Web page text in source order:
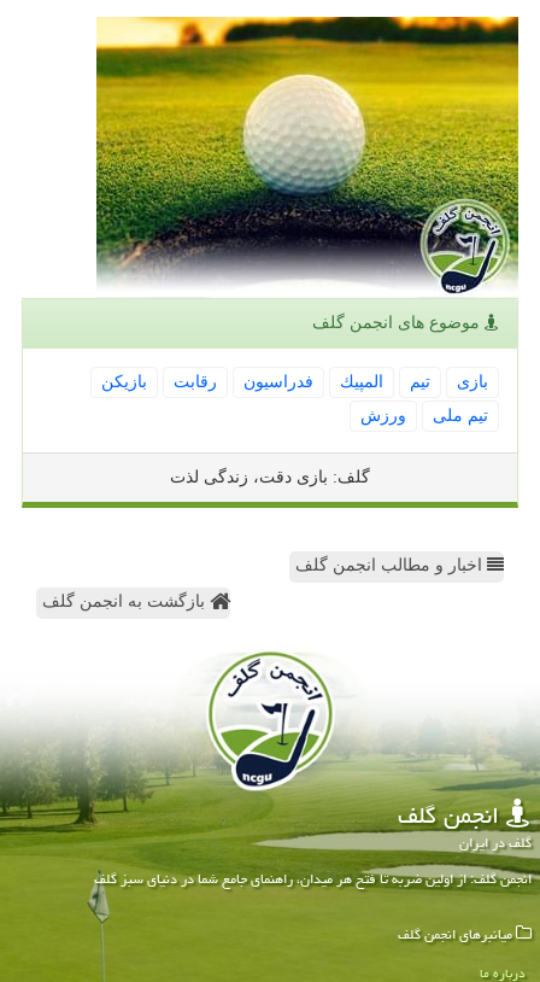
موضوع های انجمن گلف
بازی تیم المپیك فدراسیون رقابت
بازیكن
تیم ملی
ورزش
گلف: بازی دقت، زندگی لذت
اخبار و مطالب انجمن گلف
بازگشت به انجمن گلف
انجمن گلف
گلف در ایران
انجمن گلف: از اولین ضربه تا فتح هر میدان، راهنمای جامع شما در دنیای سبز گلف
میانبرهای انجمن گلف
درباره ما